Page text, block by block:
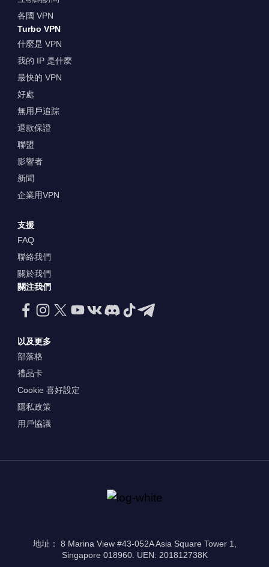
各國 VPN
Turbo VPN
什麼是 VPN
我的 IP 是什麼
最快的 VPN
好處
無用戶追踪
退款保證
聯盟
影響者
新聞
企業用VPN
支援
FAQ
聯絡我們
關於我們
關注我們
以及更多
部落格
禮品卡
Cookie 喜好設定
隱私政策
用戶協議
地址： 8 Marina View #43-052A Asia Square Tower 1,
Singapore 018960. UEN: 201812738K